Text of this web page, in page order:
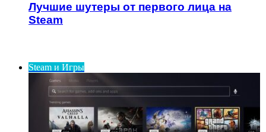
Лучшие шутеры от первого лица на
Steam
Steam и Игры